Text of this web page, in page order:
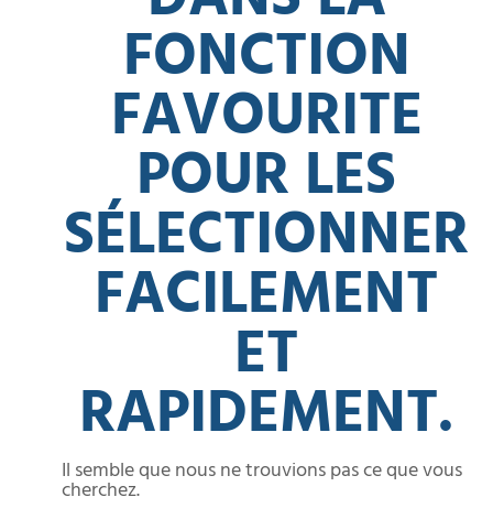
FONCTION
FAVOURITE
POUR LES
SÉLECTIONNER
FACILEMENT
ET
RAPIDEMENT.
Il semble que nous ne trouvions pas ce que vous
cherchez.